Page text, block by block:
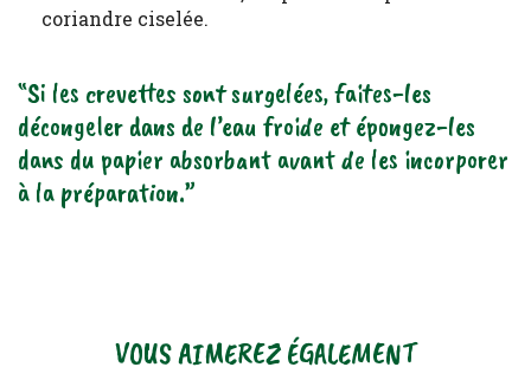
coriandre ciselée.
“Si les crevettes sont surgelées, faites-les
décongeler dans de l’eau froide et épongez-les
dans du papier absorbant avant de les incorporer
à la préparation.”
VOUS AIMEREZ ÉGALEMENT